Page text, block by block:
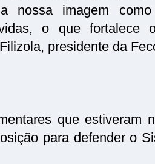
nossa imagem
o que fortalece
presidente da
que estiveram
para defender o